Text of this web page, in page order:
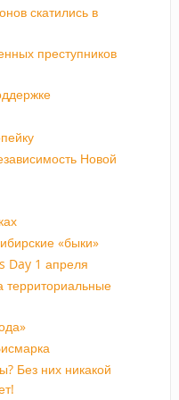
скатились в
преступников
Новой
«быки»
Day 1 апреля
территориальные
Без них никакой